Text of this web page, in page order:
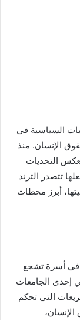
السياسية في
الإنسان. منذ
التحديات
تتصدر الترند
أبرز محطات
في أسرة تشجع
إحدى الجامعات
التي تحكم